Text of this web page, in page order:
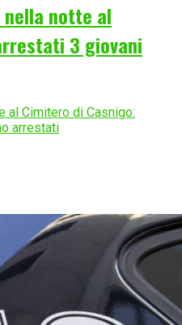
notte al
3 giovani
al Cimitero di Casnigo:
arrestati